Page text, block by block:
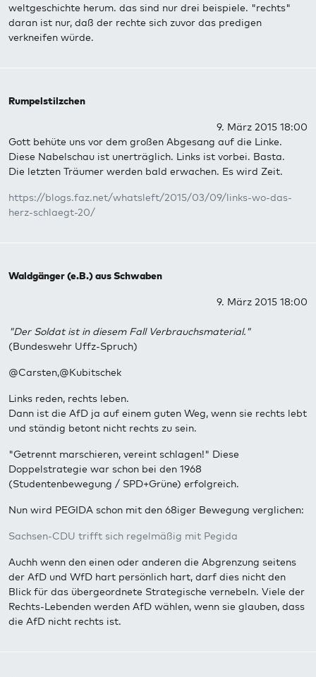
weltgeschichte herum. das sind nur drei beispiele. "rechts"
daran ist nur, daß der rechte sich zuvor das predigen
verkneifen würde.
Rumpelstilzchen
9. März 2015 18:00
Gott behüte uns vor dem großen Abgesang auf die Linke.
Diese Nabelschau ist unerträglich. Links ist vorbei. Basta.
Die letzten Träumer werden bald erwachen. Es wird Zeit.
https://blogs.faz.net/whatsleft/2015/03/09/links-wo-das-
herz-schlaegt-20/
Waldgänger (e.B.) aus Schwaben
9. März 2015 18:00
"Der Soldat ist in diesem Fall Verbrauchsmaterial."
(Bundeswehr Uffz-Spruch)
@Carsten,@Kubitschek
Links reden, rechts leben.
Dann ist die AfD ja auf einem guten Weg, wenn sie rechts lebt
und ständig betont nicht rechts zu sein.
"Getrennt marschieren, vereint schlagen!" Diese
Doppelstrategie war schon bei den 1968
(Studentenbewegung / SPD+Grüne) erfolgreich.
Nun wird PEGIDA schon mit den 68iger Bewegung verglichen:
Sachsen-CDU trifft sich regelmäßig mit Pegida
Auchh wenn den einen oder anderen die Abgrenzung seitens
der AfD und WfD hart persönlich hart, darf dies nicht den
Blick für das übergeordnete Strategische vernebeln. Viele der
Rechts-Lebenden werden AfD wählen, wenn sie glauben, dass
die AfD nicht rechts ist.